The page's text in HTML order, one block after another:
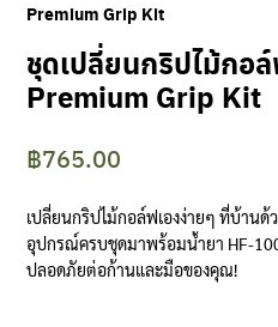
Premium Grip Kit
ชุดเปลี่ยนกริปไม้กอ
Premium Grip Kit
฿765.00
เปลี่ยนกริปไม้กอล์ฟเองง่ายๆ ที่บ้านด้
อุปกรณ์ครบชุดมาพร้อมน้ำยา HF-
ปลอดภัยต่อก้านและมือของคุณ!